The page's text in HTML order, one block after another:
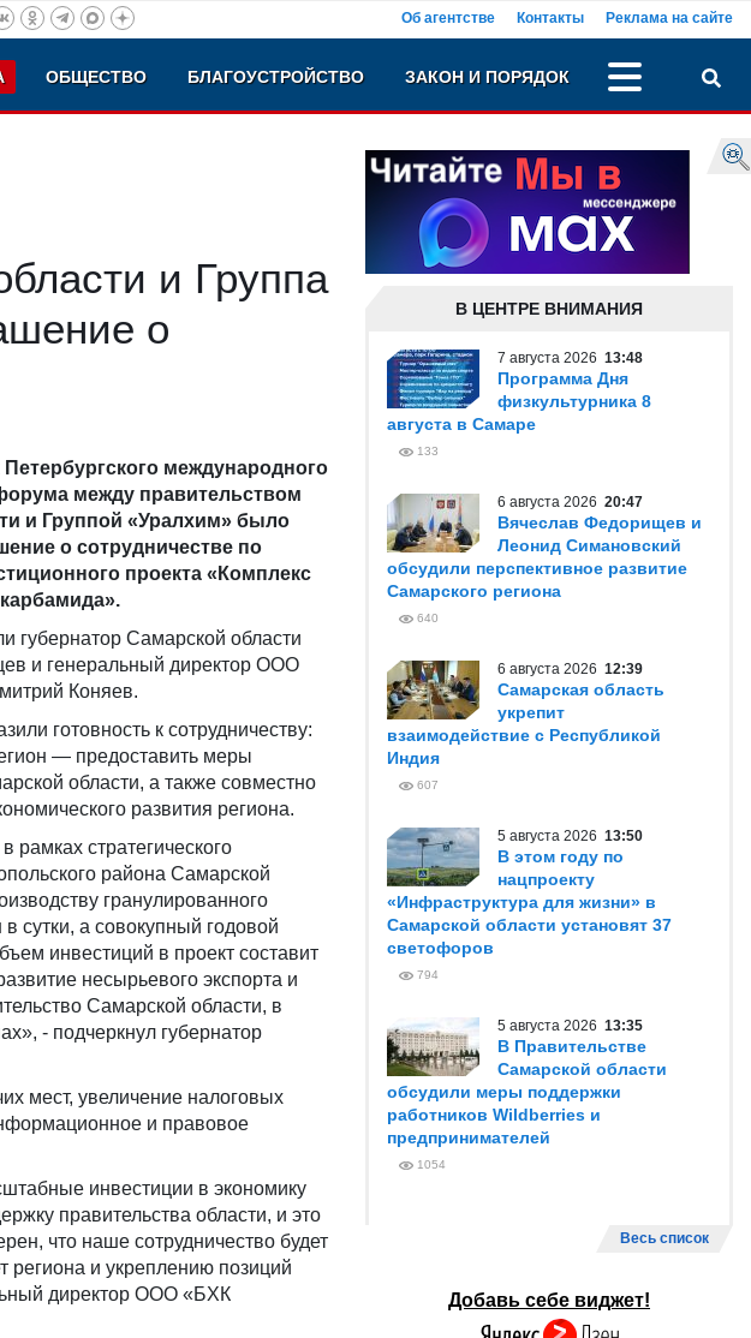
Об агентстве Контакты Реклама на сайте
ОБЩЕСТВО БЛАГОУСТРОЙСТВО ЗАКОН И ПОРЯДОК
и Группа
о
международного
между правительством
и Группой «Уралхим» было
о сотрудничестве по
проекта «Комплекс
губернатор Самарской области
и генеральный директор ООО
Коняев.
готовность к сотрудничеству:
— предоставить меры
области, а также совместно
развития региона.
рамках стратегического
района Самарской
гранулированного
сутки, а совокупный годовой
инвестиций в проект составит
несырьевого экспорта и
Самарской области, в
- подчеркнул губернатор
мест, увеличение налоговых
и правовое
инвестиции в экономику
правительства области, и это
что наше сотрудничество будет
региона и укреплению позиций
директор ООО «БХК
В ЦЕНТРЕ ВНИМАНИЯ
7 августа 2026 13:48
Программа Дня
физкультурника 8
августа в Самаре
133
6 августа 2026 20:47
Вячеслав Федорищев и
Леонид Симановский
обсудили перспективное развитие
Самарского региона
640
6 августа 2026 12:39
Самарская область
укрепит
взаимодействие с Республикой
Индия
607
5 августа 2026 13:50
В этом году по
нацпроекту
«Инфраструктура для жизни» в
Самарской области установят 37
светофоров
794
5 августа 2026 13:35
В Правительстве
Самарской области
обсудили меры поддержки
работников Wildberries и
предпринимателей
1054
Весь список
Добавь себе виджет!